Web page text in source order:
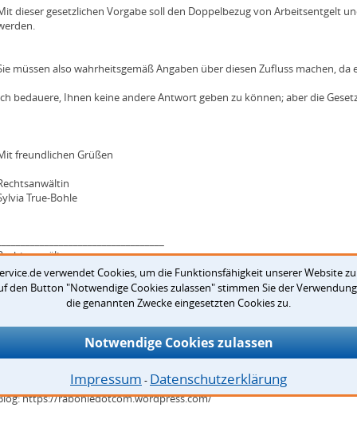
dieser gesetzlichen Vorgabe soll den Doppelbezug von Arbeitsentgelt
müssen also wahrheitsgemäß Angaben über diesen Zufluss machen, da
bedauere, Ihnen keine andere Antwort geben zu können; aber die
freundlichen Grüßen
True-Bohle
Bohle & Sylvia True-Bohle
2
0441 / 26 8 92
http://www.rechtsanwalt-bohle.de/index.php?tarcont=content/e-
https://rabohledotcom.wordpress.com/
verwendet Cookies, um die Funktionsfähigkeit unserer Website zu
den Button "Notwendige Cookies zulassen" stimmen Sie der
die genannten Zwecke eingesetzten Cookies zu.
Notwendige Cookies zulassen
Impressum ⁃ Datenschutzerklärung